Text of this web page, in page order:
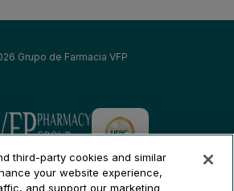
Grupo de Farmacia VFP
del pueblo - Boston
third-party cookies and similar
your website experience,
and support our marketing